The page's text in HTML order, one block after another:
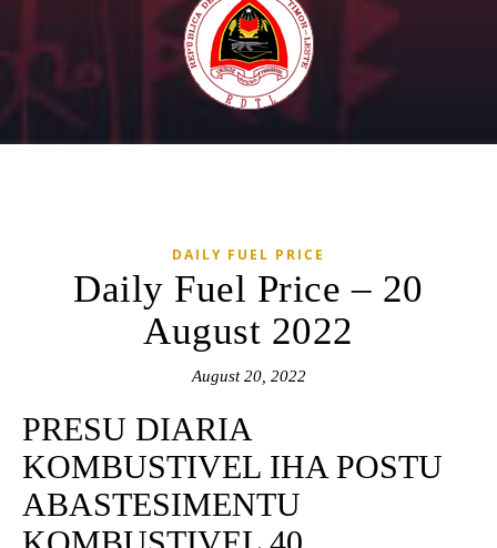
DAILY FUEL PRICE
Daily Fuel Price – 20
August 2022
August 20, 2022
PRESU DIARIA
KOMBUSTIVEL IHA POSTU
ABASTESIMENTU